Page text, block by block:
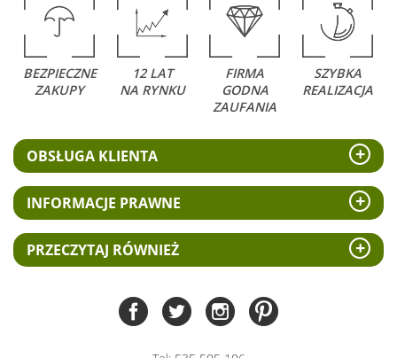
BEZPIECZNE
ZAKUPY
12 LAT
NA RYNKU
FIRMA
GODNA
ZAUFANIA
SZYBKA
REALIZACJA
OBSŁUGA KLIENTA
INFORMACJE PRAWNE
PRZECZYTAJ RÓWNIEŻ